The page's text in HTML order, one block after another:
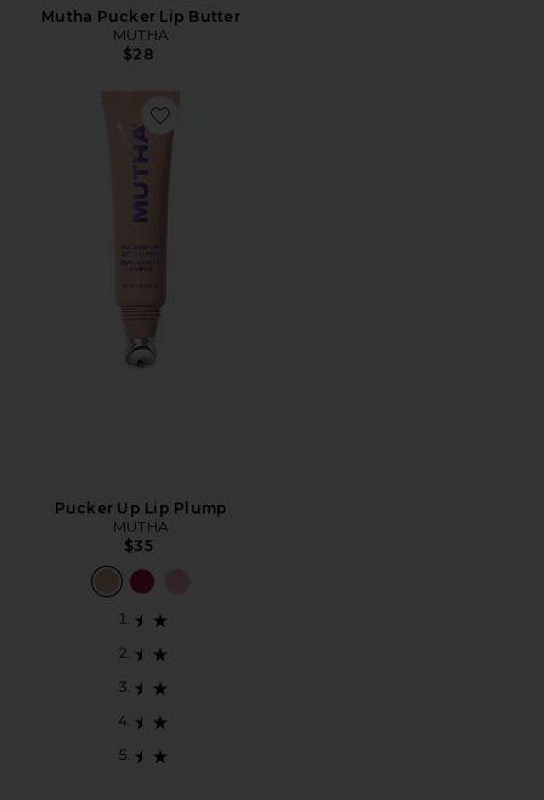
Mutha Pucker Lip Butter
MUTHA
$28
Favorite Pucker Up Lip Plump
Pucker Up Lip Plump
MUTHA
$35